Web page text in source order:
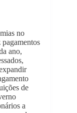
no
ano,
de
a